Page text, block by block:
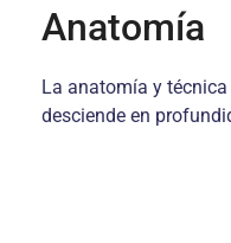
Anatomía
La anatomía y
desciende en